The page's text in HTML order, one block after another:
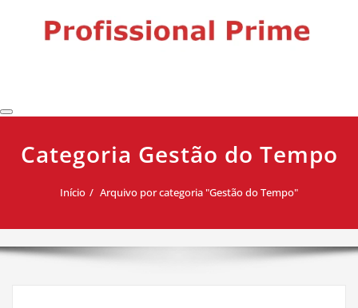
Categoria Gestão do Tempo
Início Arquivo por categoria "Gestão do Tempo"